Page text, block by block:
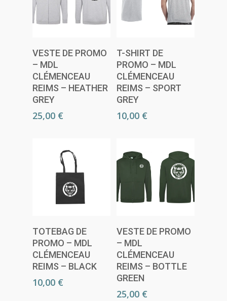
Choix Des
Options
VESTE DE PROMO
– MDL
CLÉMENCEAU
REIMS – HEATHER
GREY
25,00 €
Choix Des
Options
T-SHIRT DE
PROMO – MDL
CLÉMENCEAU
REIMS – SPORT
GREY
10,00 €
TOTEBAG DE
PROMO – MDL
CLÉMENCEAU
REIMS – BLACK
10,00 €
Choix Des
VESTE DE PROMO
– MDL
CLÉMENCEAU
REIMS – BOTTLE
GREEN
25,00 €